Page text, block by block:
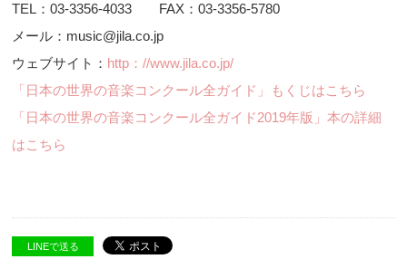
TEL：03-3356-4033 FAX：03-3356-5780
メール：music@jila.co.jp
ウェブサイト： http：//www.jila.co.jp/
「日本の世界の音楽コンクール全ガイド」もくじはこちら
「日本の世界の音楽コンクール全ガイド2019年版」本の詳細
はこちら
LINEで送る